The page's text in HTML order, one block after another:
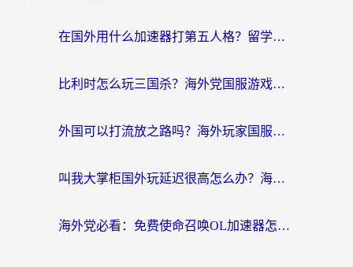
在国外用什么加速器打第五人格？留学生亲测：这6个功能才是关键！
比利时怎么玩三国杀？海外党国服游戏加速器终极指南（附问道CODOL优化方案）
外国可以打流放之路吗？海外玩家国服游戏畅玩终极指南（附实测推荐）
叫我大掌柜国外玩延迟很高怎么办？海外党亲测的国服游戏加速全攻略
海外党必看：免费使命召唤OL加速器怎么选？3个国服游戏加速痛点一次性解决